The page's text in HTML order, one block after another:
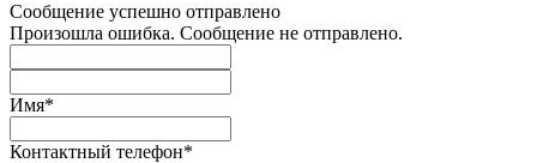
Сообщение успешно отправлено
Произошла ошибка. Сообщение не отправлено.
Имя*
Контактный телефон*